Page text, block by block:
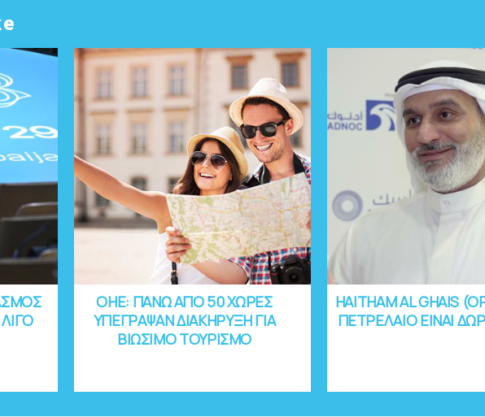
OHE: ΠΑΝΩ ΑΠΟ 50 ΧΩΡΕΣ
ΥΠΕΓΡΑΨΑΝ ΔΙΑΚΗΡΥΞΗ ΓΙΑ
ΒΙΩΣΙΜΟ ΤΟΥΡΙΣΜΟ
HAITHAM AL GHAIS
ΠΕΤΡΕΛΑΙΟ ΕΙΝΑΙ